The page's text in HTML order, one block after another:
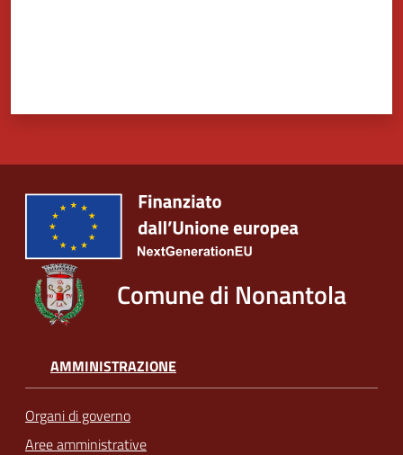
Comune di Nonantola
AMMINISTRAZIONE
Organi di governo
Aree amministrative